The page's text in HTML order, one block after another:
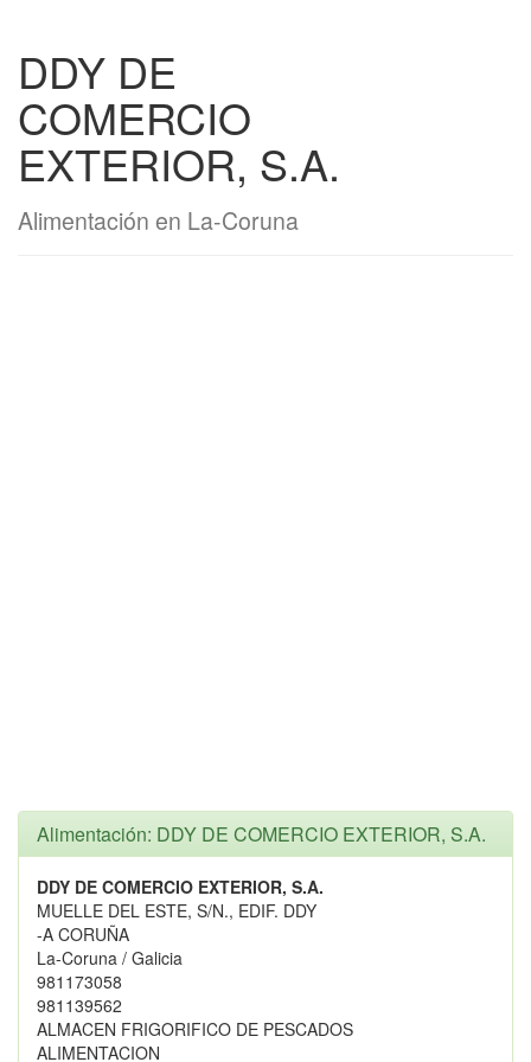
DDY DE
COMERCIO
EXTERIOR, S.A.
Alimentación en La-Coruna
Alimentación: DDY DE COMERCIO EXTERIOR, S.A.
DDY DE COMERCIO EXTERIOR, S.A.
MUELLE DEL ESTE, S/N., EDIF. DDY
-A CORUÑA
La-Coruna / Galicia
981173058
981139562
ALMACEN FRIGORIFICO DE PESCADOS
ALIMENTACION